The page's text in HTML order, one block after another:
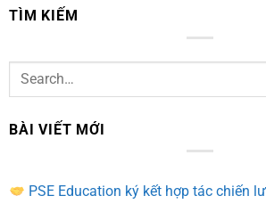
TÌM KIẾM
BÀI VIẾT MỚI
PSE Education ký kết hợp tác chiến